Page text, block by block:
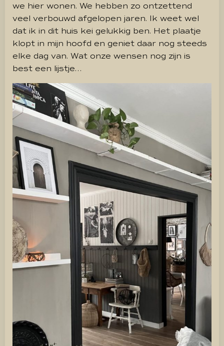
we hier wonen. We hebben zo ontzettend
veel verbouwd afgelopen jaren. Ik weet wel
dat ik in dit huis kei gelukkig ben. Het plaatje
klopt in mijn hoofd en geniet daar nog steeds
elke dag van. Wat onze wensen nog zijn is
best een lijstje…